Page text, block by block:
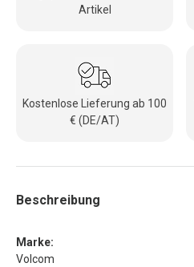
Artikel
Kostenlose Lieferung ab 100
€ (DE/AT)
Beschreibung
Marke:
Volcom